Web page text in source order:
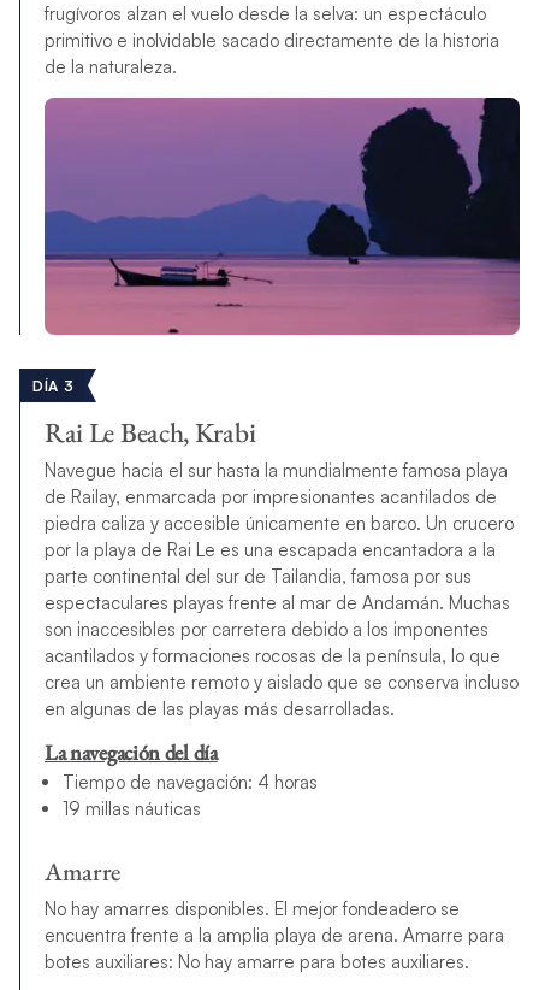
frugívoros alzan el vuelo desde la selva: un espectáculo
primitivo e inolvidable sacado directamente de la historia
de la naturaleza.
DÍA 3
Rai Le Beach, Krabi
Navegue hacia el sur hasta la mundialmente famosa playa
de Railay, enmarcada por impresionantes acantilados de
piedra caliza y accesible únicamente en barco. Un crucero
por la playa de Rai Le es una escapada encantadora a la
parte continental del sur de Tailandia, famosa por sus
espectaculares playas frente al mar de Andamán. Muchas
son inaccesibles por carretera debido a los imponentes
acantilados y formaciones rocosas de la península, lo que
crea un ambiente remoto y aislado que se conserva incluso
en algunas de las playas más desarrolladas.
La navegación del día
Tiempo de navegación: 4 horas
19 millas náuticas
Amarre
No hay amarres disponibles. El mejor fondeadero se
encuentra frente a la amplia playa de arena. Amarre para
botes auxiliares: No hay amarre para botes auxiliares.